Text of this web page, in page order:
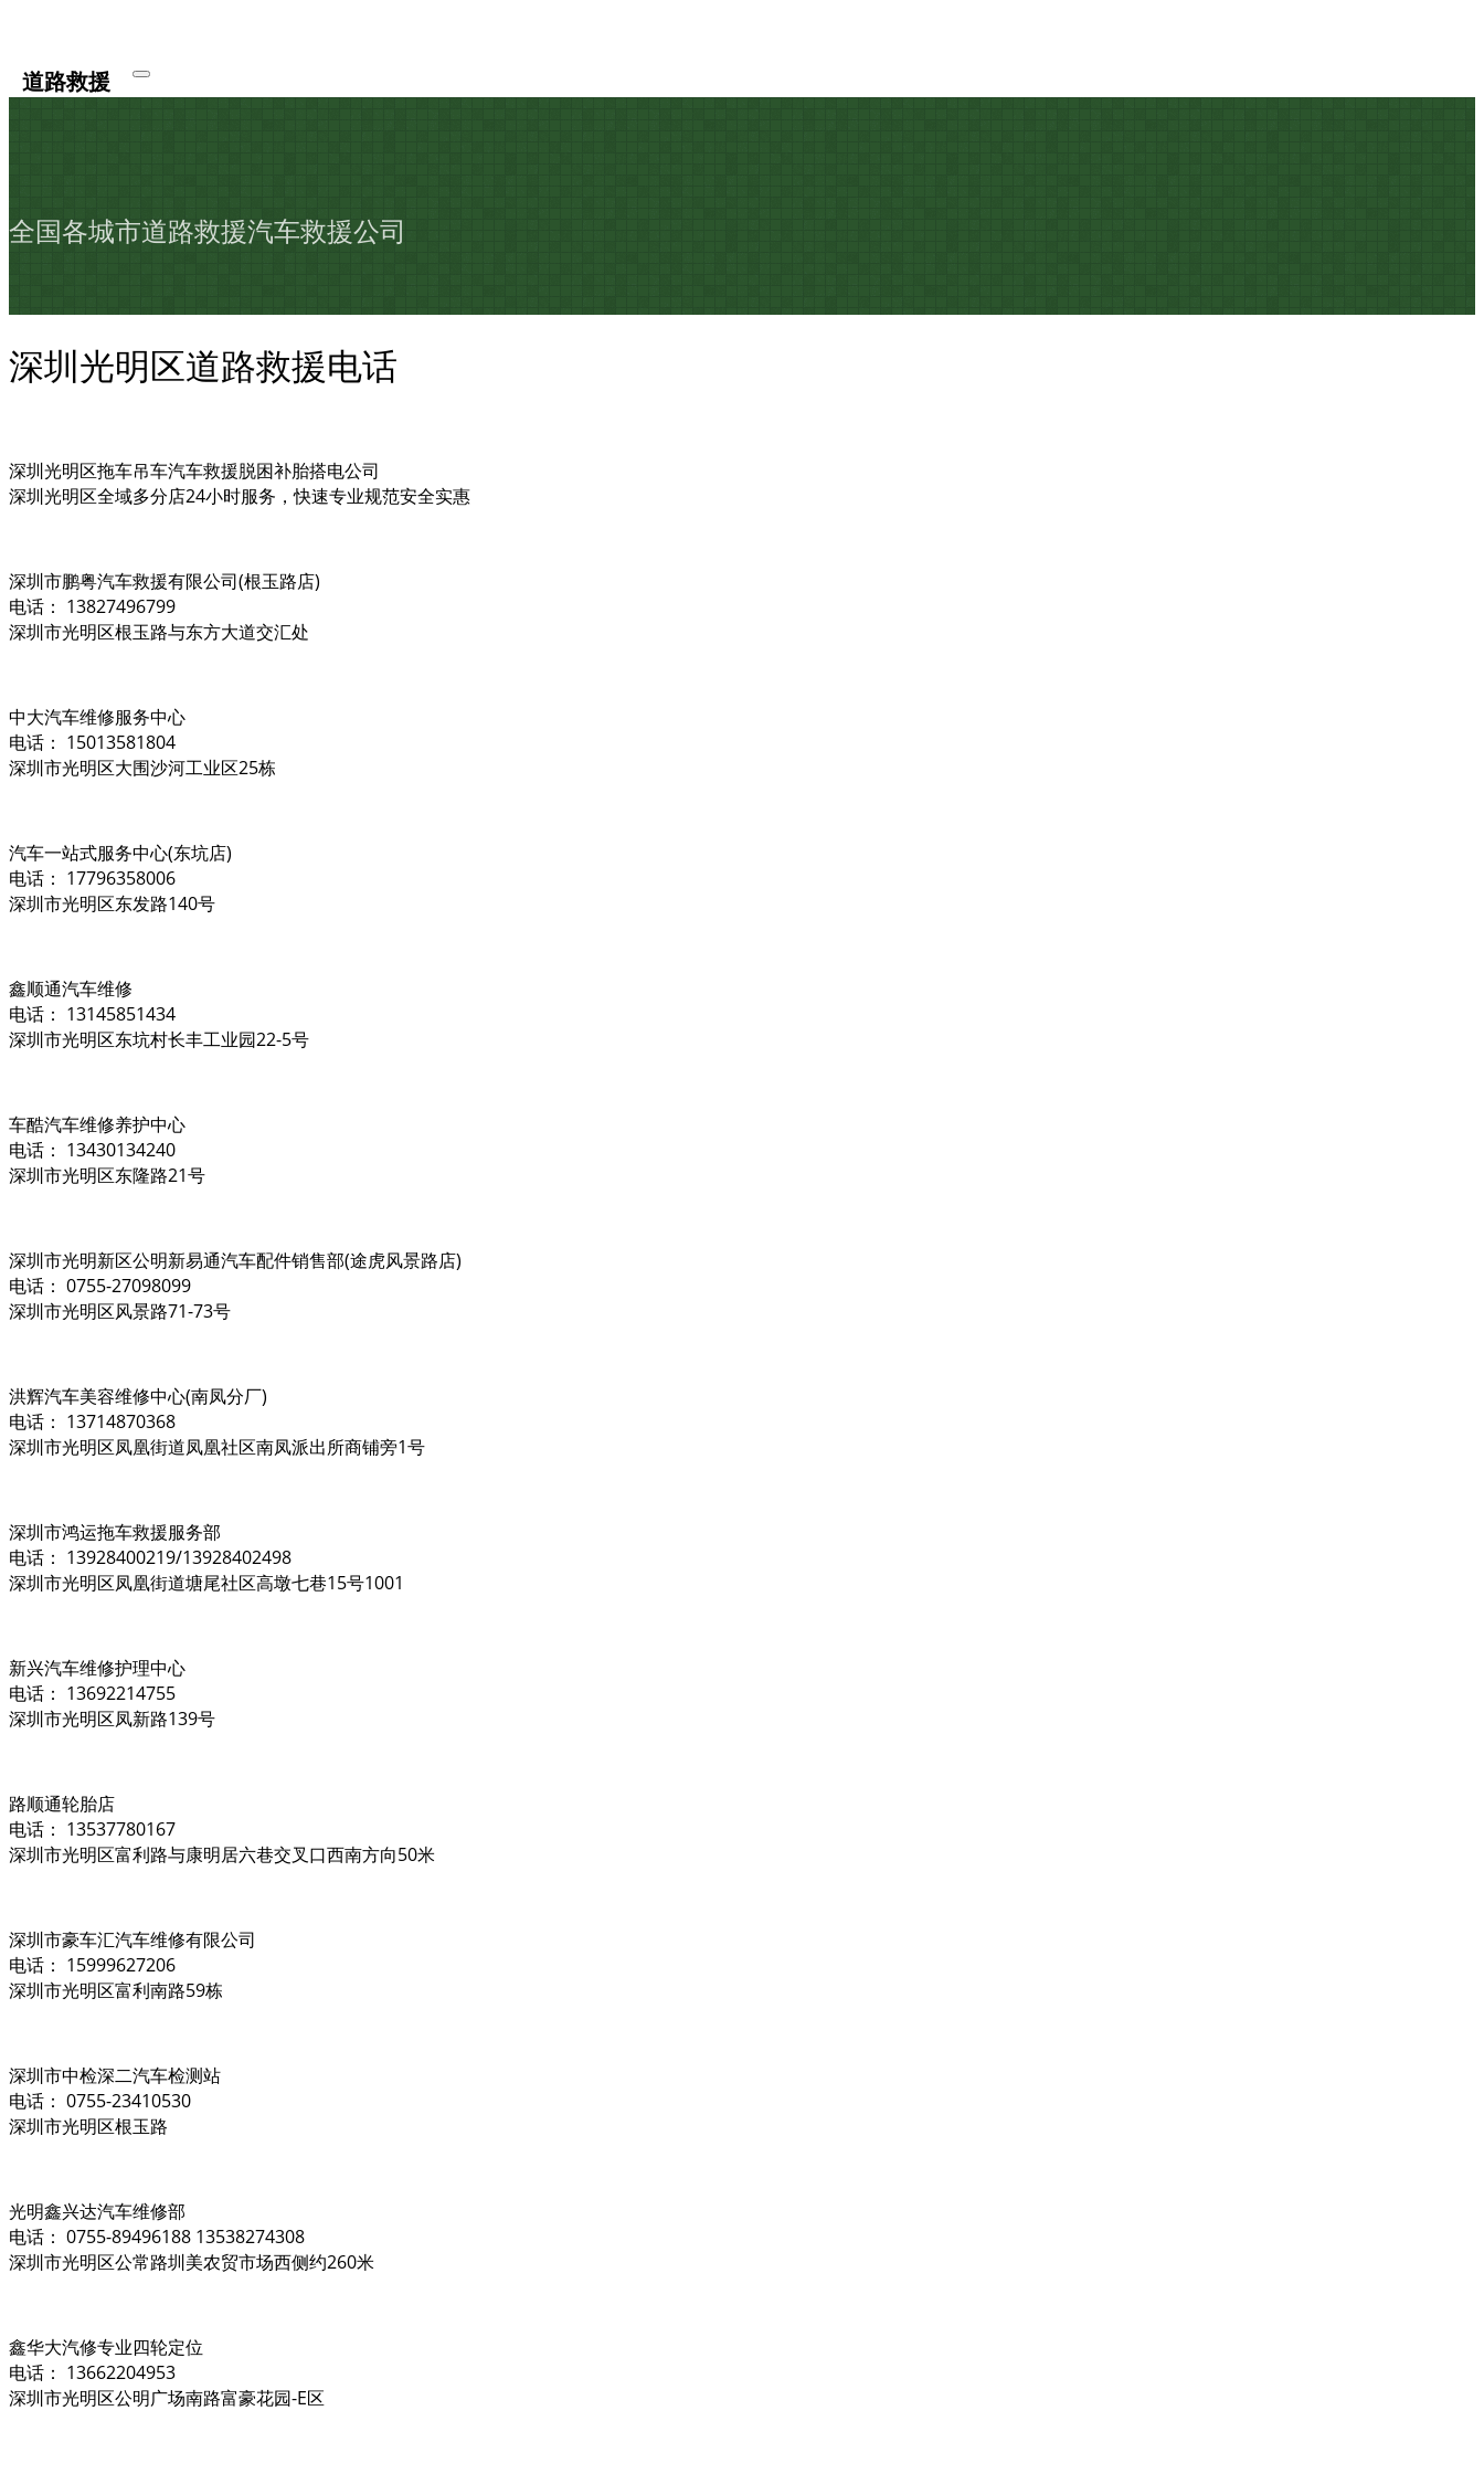
道路救援
全国各城市道路救援汽车救援公司
深圳光明区道路救援电话
深圳光明区拖车吊车汽车救援脱困补胎搭电公司
深圳光明区全域多分店24小时服务，快速专业规范安全实惠
深圳市鹏粤汽车救援有限公司(根玉路店)
电话： 13827496799
深圳市光明区根玉路与东方大道交汇处
中大汽车维修服务中心
电话： 15013581804
深圳市光明区大围沙河工业区25栋
汽车一站式服务中心(东坑店)
电话： 17796358006
深圳市光明区东发路140号
鑫顺通汽车维修
电话： 13145851434
深圳市光明区东坑村长丰工业园22-5号
车酷汽车维修养护中心
电话： 13430134240
深圳市光明区东隆路21号
深圳市光明新区公明新易通汽车配件销售部(途虎风景路店)
电话： 0755-27098099
深圳市光明区风景路71-73号
洪辉汽车美容维修中心(南凤分厂)
电话： 13714870368
深圳市光明区凤凰街道凤凰社区南凤派出所商铺旁1号
深圳市鸿运拖车救援服务部
电话： 13928400219/13928402498
深圳市光明区凤凰街道塘尾社区高墩七巷15号1001
新兴汽车维修护理中心
电话： 13692214755
深圳市光明区凤新路139号
路顺通轮胎店
电话： 13537780167
深圳市光明区富利路与康明居六巷交叉口西南方向50米
深圳市豪车汇汽车维修有限公司
电话： 15999627206
深圳市光明区富利南路59栋
深圳市中检深二汽车检测站
电话： 0755-23410530
深圳市光明区根玉路
光明鑫兴达汽车维修部
电话： 0755-89496188 13538274308
深圳市光明区公常路圳美农贸市场西侧约260米
鑫华大汽修专业四轮定位
电话： 13662204953
深圳市光明区公明广场南路富豪花园-E区